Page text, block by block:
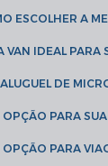
ESCOLHER A
A VAN IDEAL
ALUGUEL DE
OPÇÃO PARA
OPÇÃO PARA